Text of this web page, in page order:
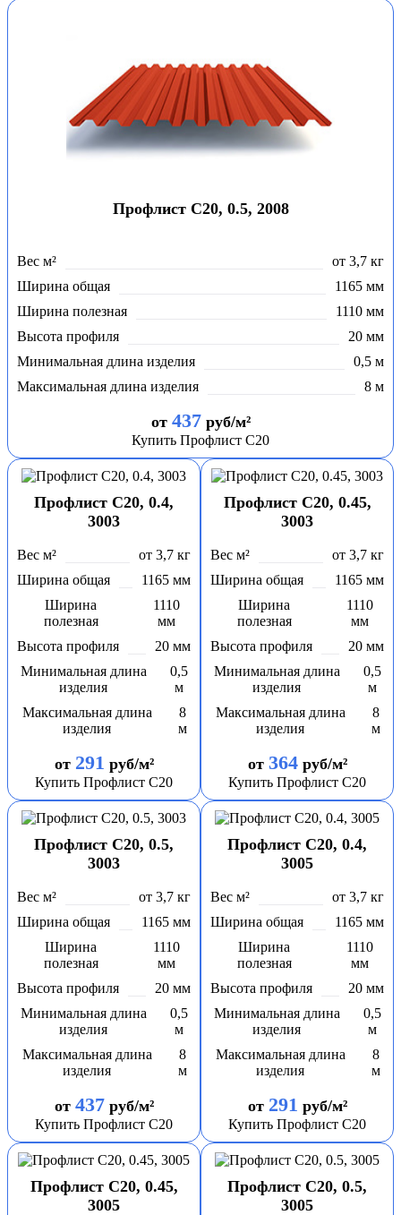
Профлист С20, 0.5, 2008
Вес м²
от 3,7 кг
Ширина общая
1165 мм
Ширина полезная
1110 мм
Высота профиля
20 мм
Минимальная длина изделия
0,5 м
Максимальная длина изделия
8 м
от 437руб/м²
Купить Профлист С20
Профлист С20, 0.4,
3003
Вес м²
от 3,7 кг
Ширина общая
1165 мм
Ширина
полезная
1110
мм
Высота профиля
20 мм
Минимальная длина
изделия
0,5
м
Максимальная длина
изделия
8
м
от 291 руб/м²
Купить Профлист С20
Профлист С20, 0.45,
3003
Вес м²
от 3,7 кг
Ширина общая
1165 мм
Ширина
полезная
1110
мм
Высота профиля
20 мм
Минимальная длина
изделия
0,5
м
Максимальная длина
изделия
8
м
от 364руб/м²
Купить Профлист С20
Профлист С20, 0.5,
3003
Вес м²
от 3,7 кг
Ширина общая
1165 мм
Ширина
полезная
1110
мм
Высота профиля
20 мм
Минимальная длина
изделия
0,5
м
Максимальная длина
изделия
8
м
от 437руб/м²
Купить Профлист С20
Профлист С20, 0.4,
3005
Вес м²
от 3,7 кг
Ширина общая
1165 мм
Ширина
полезная
1110
мм
Высота профиля
20 мм
Минимальная длина
изделия
0,5
м
Максимальная длина
изделия
8
м
от 291 руб/м²
Купить Профлист С20
Профлист С20, 0.45,
3005
Профлист С20, 0.5,
3005